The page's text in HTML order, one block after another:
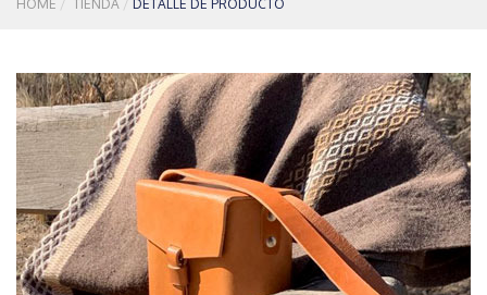
HOME
TIENDA DETALLE DE PRODUCTO